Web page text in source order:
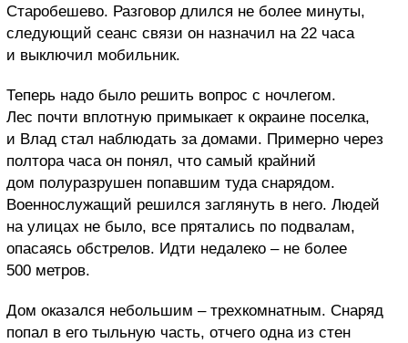
Старобешево. Разговор длился не более минуты,
следующий сеанс связи он назначил на 22 часа
и выключил мобильник.
Теперь надо было решить вопрос с ночлегом.
Лес почти вплотную примыкает к окраине поселка,
и Влад стал наблюдать за домами. Примерно через
полтора часа он понял, что самый крайний
дом полуразрушен попавшим туда снарядом.
Военнослужащий решился заглянуть в него. Людей
на улицах не было, все прятались по подвалам,
опасаясь обстрелов. Идти недалеко – не более
500 метров.
Дом оказался небольшим – трехкомнатным. Снаряд
попал в его тыльную часть, отчего одна из стен